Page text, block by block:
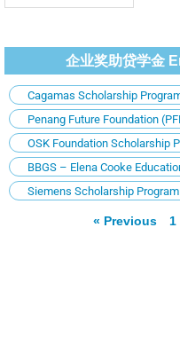
企业奖助贷学金
Cagamas Scholarship
Penang Future Foundation
OSK Foundation Scholarship
BBGS – Elena Cooke
Siemens Scholarship Program
« Previous 1